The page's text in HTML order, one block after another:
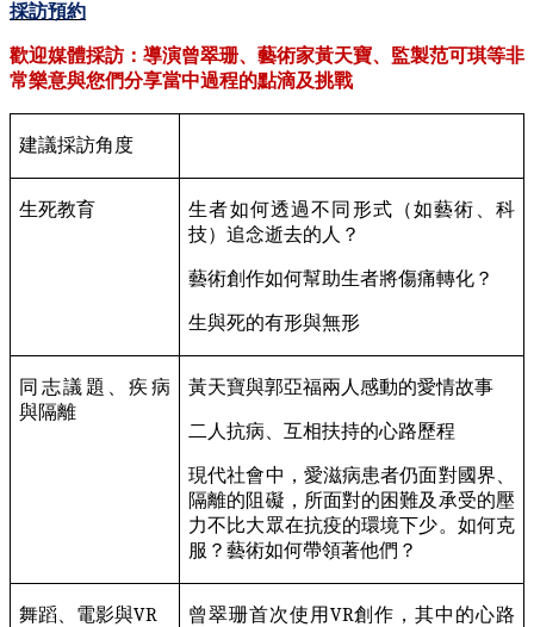
採訪預約
歡迎媒體採訪：導演曾翠珊、藝術家黃天寶、監製范可琪等非
常樂意與您們分享當中過程的點滴及挑戰
建議採訪角度
生死教育
生者如何透過不同形式（如藝術、科
技）追念逝去的人？
藝術創作如何幫助生者將傷痛轉化？
生與死的有形與無形
同志議題、疾病
與隔離
黃天寶與郭亞福兩人感動的愛情故事
二人抗病、互相扶持的心路歷程
現代社會中，愛滋病患者仍面對國界、
隔離的阻礙，所面對的困難及承受的壓
力不比大眾在抗疫的環境下少。如何克
服？藝術如何帶領著他們？
舞蹈、電影與VR 曾翠珊首次使用 VR創作，其中的心路